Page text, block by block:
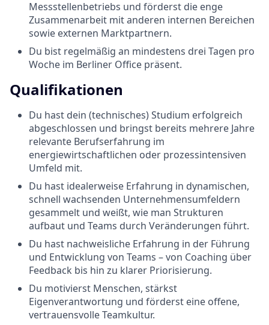
Messstellenbetriebs und förderst die enge
Zusammenarbeit mit anderen internen Bereichen
sowie externen Marktpartnern.
Du bist regelmäßig an mindestens drei Tagen pro
Woche im Berliner Office präsent.
Qualifikationen
Du hast dein (technisches) Studium erfolgreich
abgeschlossen und bringst bereits mehrere Jahre
relevante Berufserfahrung im
energiewirtschaftlichen oder prozessintensiven
Umfeld mit.
Du hast idealerweise Erfahrung in dynamischen,
schnell wachsenden Unternehmensumfeldern
gesammelt und weißt, wie man Strukturen
aufbaut und Teams durch Veränderungen führt.
Du hast nachweisliche Erfahrung in der Führung
und Entwicklung von Teams – von Coaching über
Feedback bis hin zu klarer Priorisierung.
Du motivierst Menschen, stärkst
Eigenverantwortung und förderst eine offene,
vertrauensvolle Teamkultur.